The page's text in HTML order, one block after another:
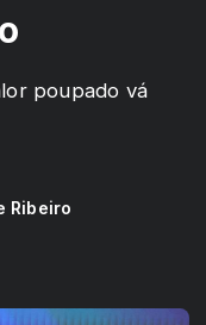
poupado vá
Ribeiro